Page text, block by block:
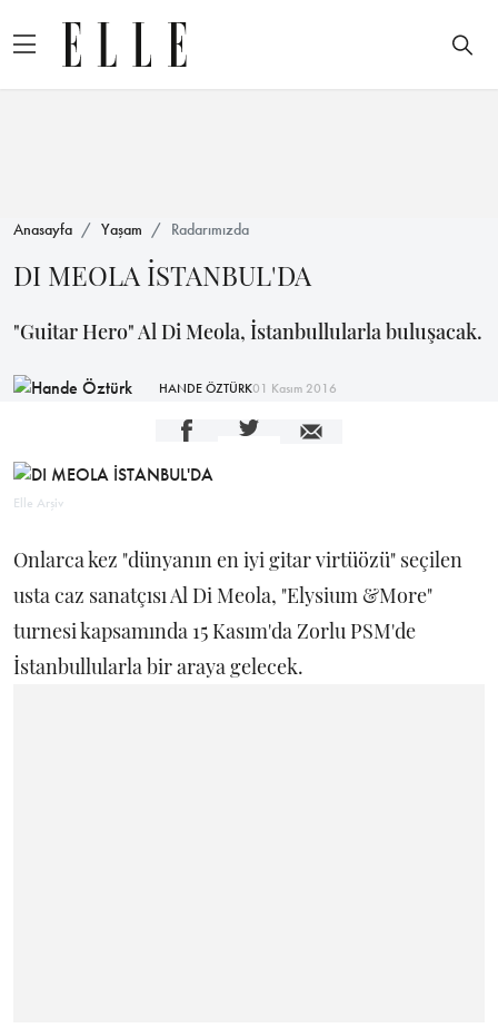
Anasayfa Yaşam Radarımızda
DI MEOLA İSTANBUL'DA
"Guitar Hero" Al Di Meola, İstanbullularla buluşacak.
HANDE ÖZTÜRK01 Kasım 2016
Elle Arşiv
Onlarca kez "dünyanın en iyi gitar virtüözü" seçilen
usta caz sanatçısı Al Di Meola, "Elysium &More"
turnesi kapsamında 15 Kasım'da Zorlu PSM'de
İstanbullularla bir araya gelecek.